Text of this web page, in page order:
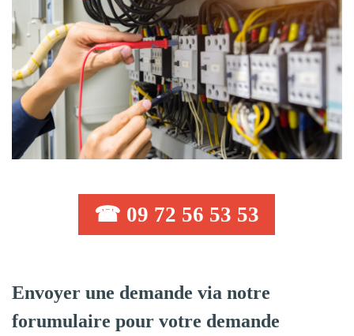
☎ 09 72 56 53 53
Envoyer une demande via notre
forumulaire pour votre demande